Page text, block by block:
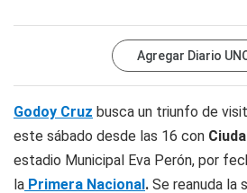
Agregar Diario
Godoy Cruz busca un triunfo de
este sábado desde las 16 con
estadio Municipal Eva Perón, por
la Primera Nacional. Se reanuda la